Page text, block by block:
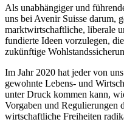
Als unabhängiger und
uns bei Avenir Suisse darum,
marktwirtschaftliche, liberale
fundierte Ideen vorzulegen,
zukünftige
Im Jahr 2020 hat jeder von
gewohnte Lebens- und
unter Druck kommen kann,
Vorgaben und Regulierungen
wirtschaftliche Freiheiten